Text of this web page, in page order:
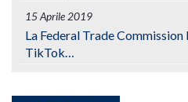
15 Aprile 2019
La Federal Trade
TikTok…